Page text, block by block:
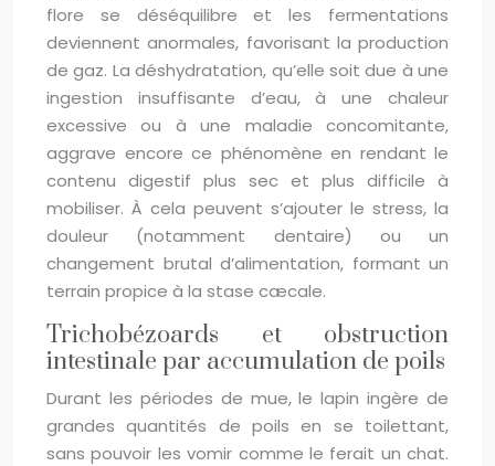
flore se déséquilibre et les fermentations
deviennent anormales, favorisant la production
de gaz. La déshydratation, qu’elle soit due à une
ingestion insuffisante d’eau, à une chaleur
excessive ou à une maladie concomitante,
aggrave encore ce phénomène en rendant le
contenu digestif plus sec et plus difficile à
mobiliser. À cela peuvent s’ajouter le stress, la
douleur (notamment dentaire) ou un
changement brutal d’alimentation, formant un
terrain propice à la stase cæcale.
Trichobézoards et obstruction
intestinale par accumulation de poils
Durant les périodes de mue, le lapin ingère de
grandes quantités de poils en se toilettant,
sans pouvoir les vomir comme le ferait un chat.